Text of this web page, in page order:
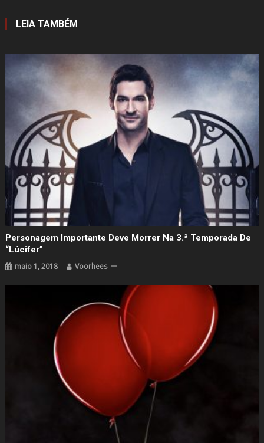
LEIA TAMBÉM
Personagem Importante Deve Morrer Na 3.ª Temporada De
“Lúcifer”
maio 1, 2018 Voorhees